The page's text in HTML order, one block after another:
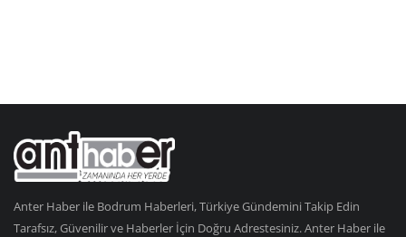
Anter Haber ile Bodrum Haberleri, Türkiye Gündemini Takip Edin
Tarafsız, Güvenilir ve Haberler İçin Doğru Adrestesiniz. Anter Haber ile